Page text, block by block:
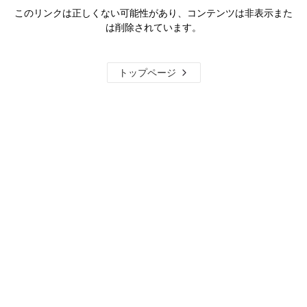
このリンクは正しくない可能性があり、コンテンツは非表示また
は削除されています。
トップページ